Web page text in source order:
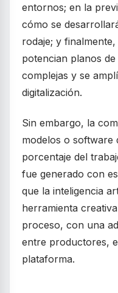
entornos; en la
cómo se
rodaje; y
potencian planos
complejas y se
digitalización.
Sin embargo, la
modelos o software
porcentaje del
fue generado con
que la inteligencia
herramienta
proceso, con una
entre productores,
plataforma.